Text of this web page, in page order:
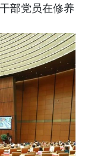
部党员在修养